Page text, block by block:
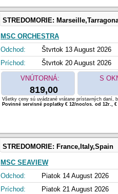
STREDOMORIE:
MSC ORCHESTRA
Odchod:
Štvrtok 13 August 2026
Príchod:
Štvrtok 20 August 2026
VNÚTORNÁ:
819,00
S
Všetky ceny sú uvádzané vrátane prístavných daní,
Povinné servisné poplatky € 12/noc/os. od 12r.,
STREDOMORIE: France,Italy,Spain
MSC SEAVIEW
Odchod:
Piatok 14 August 2026
Príchod:
Piatok 21 August 2026